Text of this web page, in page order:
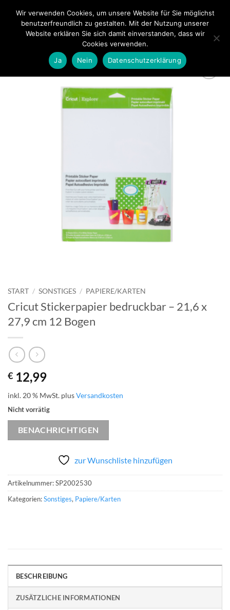
Inhalt
springen
0
START / SONSTIGES / PAPIERE/KARTEN
Cricut Stickerpapier bedruckbar – 21,6 x
27,9 cm 12 Bogen
€ 12,99
inkl. 20 % MwSt. plusVersandkosten
Nicht vorrätig
BENACHRICHTIGEN
zur Wunschliste hinzufügen
Artikelnummer:SP2002530
Kategorien:Sonstiges, Papiere/Karten
BESCHREIBUNG
ZUSÄTZLICHE INFORMATIONEN
Wir verwenden Cookies, um unsere Website für Sie möglichst
benutzerfreundlich zu gestalten. Mit der Nutzung unserer
Website erklären Sie sich damit einverstanden, dass wir
Cookies verwenden.
Ja
Nein Datenschutzerklärung